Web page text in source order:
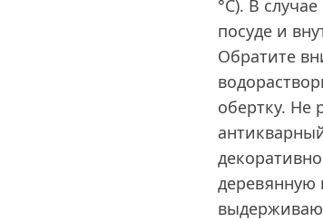
°С). В
посуде и
Обратите
обертку. Не
деревянную